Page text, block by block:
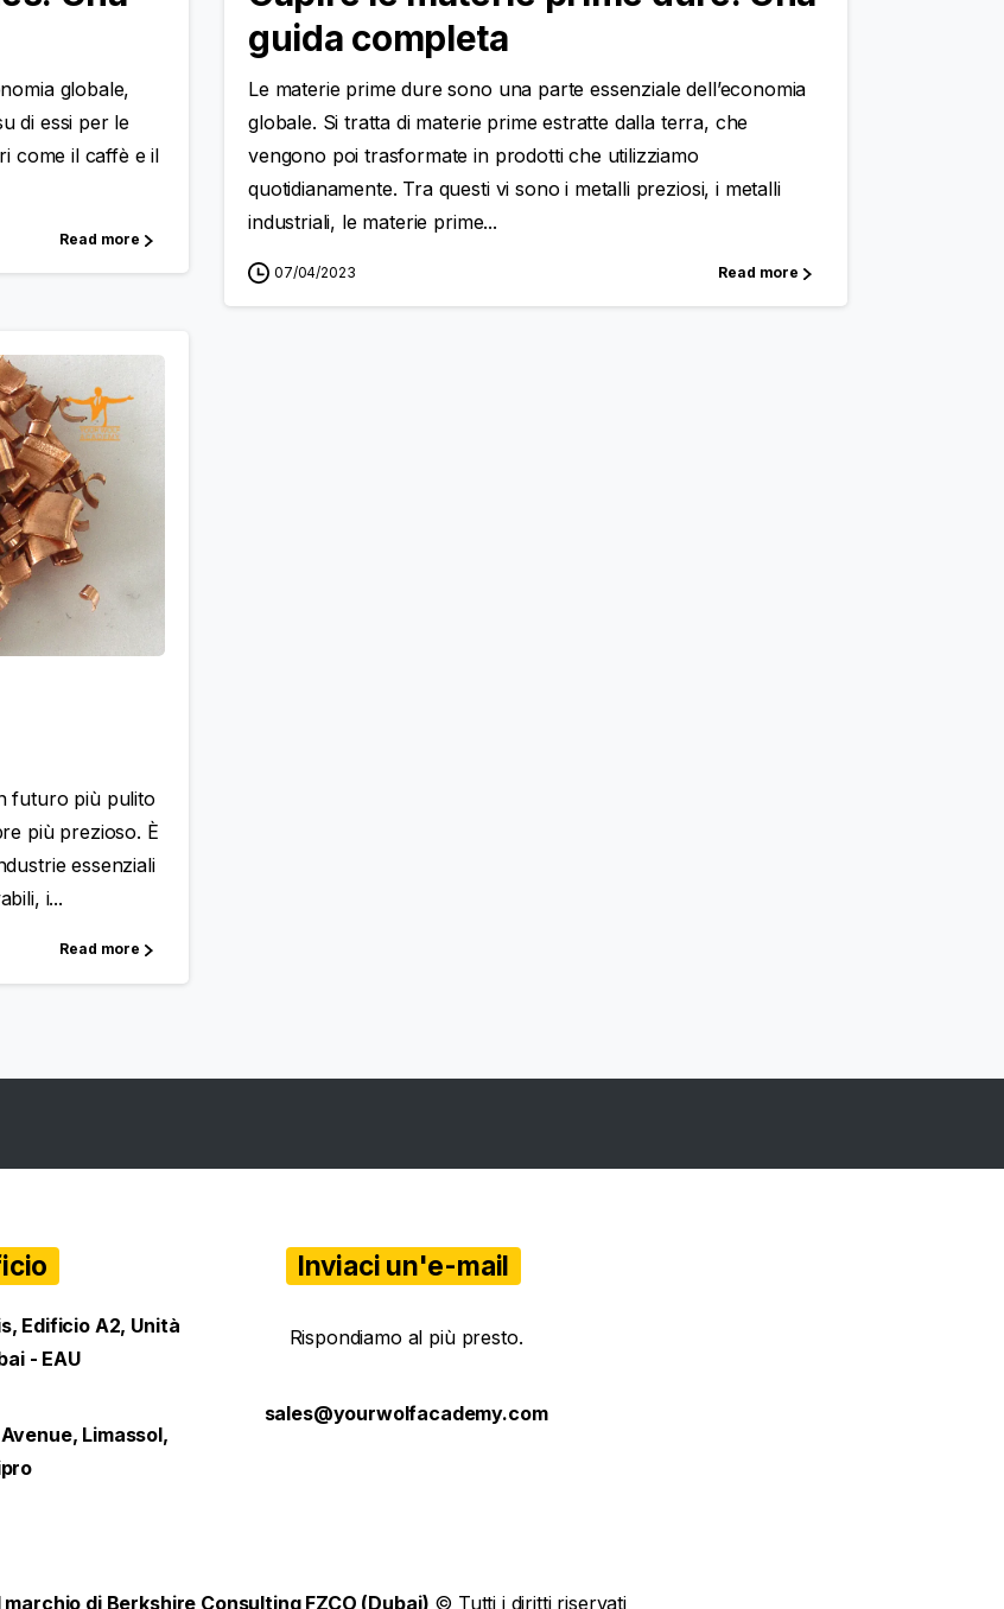
globale,
di essi per le
come il caffè e il
Read more
guida completa
Le materie prime dure sono una parte essenziale dell’economia
globale. Si tratta di materie prime estratte dalla terra, che
vengono poi trasformate in prodotti che utilizziamo
quotidianamente. Tra questi vi sono i metalli preziosi, i metalli
industriali, le materie prime...
07/04/2023 Read more
futuro più pulito
più prezioso. È
essenziali
i...
Read more
Edificio A2, Unità
- EAU
Limassol,
Inviaci un'e-mail
Rispondiamo al più presto.
sales@yourwolfacademy.com
di Berkshire Consulting FZCO (Dubai) © Tutti i diritti riservati